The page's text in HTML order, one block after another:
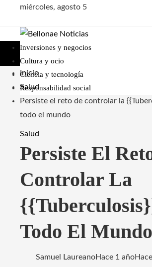
miércoles, agosto 5
Inversiones y negocios
Cultura y ocio
Ciencia y tecnología
Responsabilidad social
Inicio
Salud
Persiste el reto de controlar la
todo el mundo
Salud
Persiste El
Controlar La
Todo El Mundo
Samuel LaureanoHace 1 año